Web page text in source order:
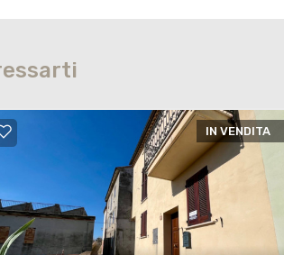
IN VENDITA